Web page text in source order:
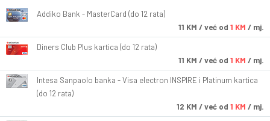
Addiko Bank - MasterCard (do 12 rata)
11 KM / već od 1 KM / mj.
Diners Club Plus kartica (do 12 rata)
11 KM / već od 1 KM / mj.
Intesa Sanpaolo banka - Visa electron INSPIRE i Platinum kartica
(do 12 rata)
12 KM / već od 1 KM / mj.